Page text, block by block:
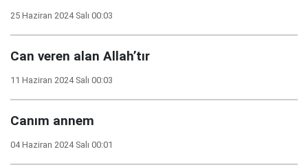
25 Haziran 2024 Salı 00:03
Can veren alan Allah’tır
11 Haziran 2024 Salı 00:03
Canım annem
04 Haziran 2024 Salı 00:01